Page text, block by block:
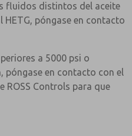
fluidos distintos del aceite
HETG, póngase en contacto
a 5000 psi o
póngase en contacto con el
ROSS Controls para que